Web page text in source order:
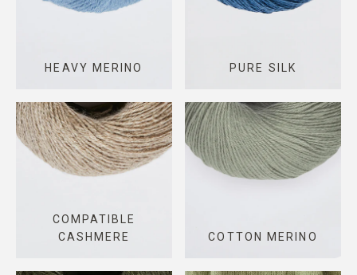
HEAVY MERINO PURE SILK
COMPATIBLE
CASHMERE
COTTON MERINO